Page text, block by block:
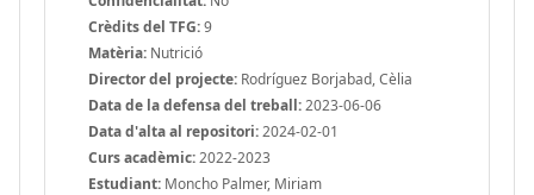
Crèdits del TFG:9
Matèria: Nutrició
Director del projecte: Rodríguez Borjabad, Cèlia
Data de la defensa del treball:2023-06-06
Data d'alta al repositori:2024-02-01
Curs acadèmic:2022-2023
Estudiant: Moncho Palmer, Miriam